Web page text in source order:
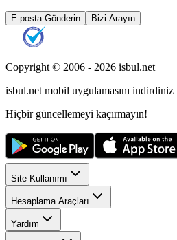
E-posta Gönderin Bizi Arayın
Copyright © 2006 - 2026 isbul.net
isbul.net mobil uygulamasını indirdiniz
Hiçbir güncellemeyi kaçırmayın!
Site Kullanımı
Hesaplama Araçları
Yardım